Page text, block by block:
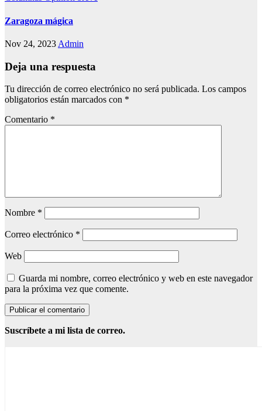
Zaragoza mágica
Nov 24, 2023 Admin
Deja una respuesta
Tu dirección de correo electrónico no será publicada. Los campos
obligatorios están marcados con *
Comentario *
Nombre *
Correo electrónico *
Web
Guarda mi nombre, correo electrónico y web en este navegador
para la próxima vez que comente.
Suscríbete a mi lista de correo.